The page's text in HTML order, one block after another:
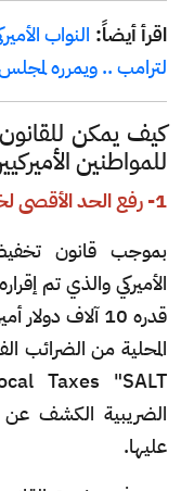
اقرأ أيضاً: النواب
لترامب .. ويمرره
كيف يمكن
للمواطنين
1- رفع الحد الأقصى لخصم "SALT"
قدره 10 آلاف
الضريبية الكشف
عليها.